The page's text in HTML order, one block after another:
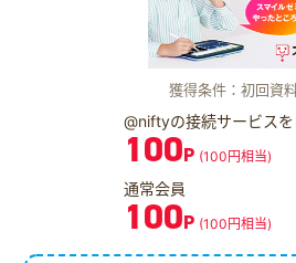
獲得条件：初回資
@niftyの接続サービス
100P (100円相当)
通常会員
100P (100円相当)